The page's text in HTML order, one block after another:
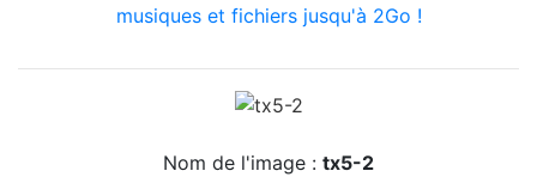
musiques et fichiers jusqu'à 2Go !
Nom de l'image : tx5-2